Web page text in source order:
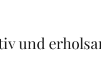
und